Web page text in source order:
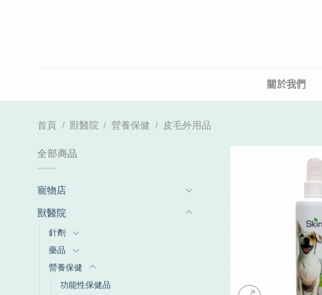
關於我們
首頁 / 獸醫院 / 營養保健 / 皮毛外用品
全部商品
寵物店
獸醫院
針劑
藥品
營養保健
功能性保健品